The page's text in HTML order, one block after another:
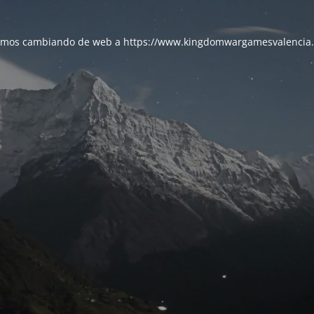
cambiando de web a https://